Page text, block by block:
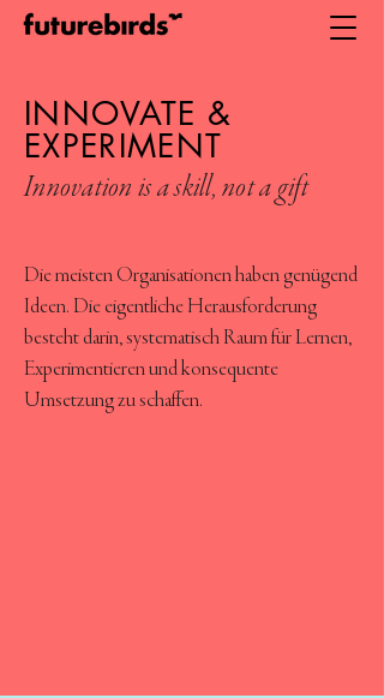
INNOVATE &
EXPERIMENT
Innovation is a skill, not a gift
Die meisten Organisationen haben genügend
Ideen. Die eigentliche Herausforderung
besteht darin, systematisch Raum für Lernen,
Experimentieren und konsequente
Umsetzung zu schaffen.